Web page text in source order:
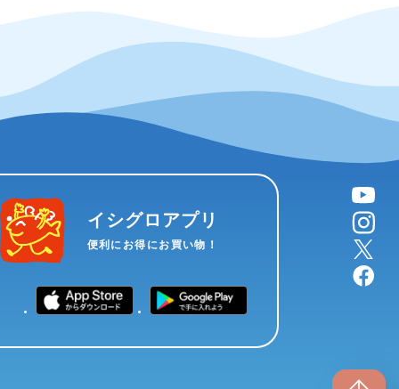
イシグロアプリ
便利にお得にお買い物！
YouTube
instagram
X
facebook